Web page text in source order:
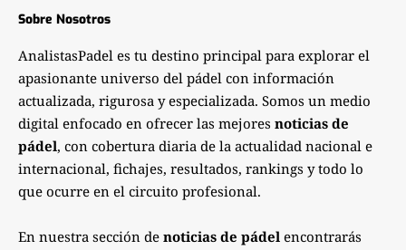
Sobre Nosotros
AnalistasPadel es tu destino principal para explorar el
apasionante universo del pádel con información
actualizada, rigurosa y especializada. Somos un medio
digital enfocado en ofrecer las mejores noticias de
pádel, con cobertura diaria de la actualidad nacional e
internacional, fichajes, resultados, rankings y todo lo
que ocurre en el circuito profesional.
En nuestra sección de noticias de pádel encontrarás